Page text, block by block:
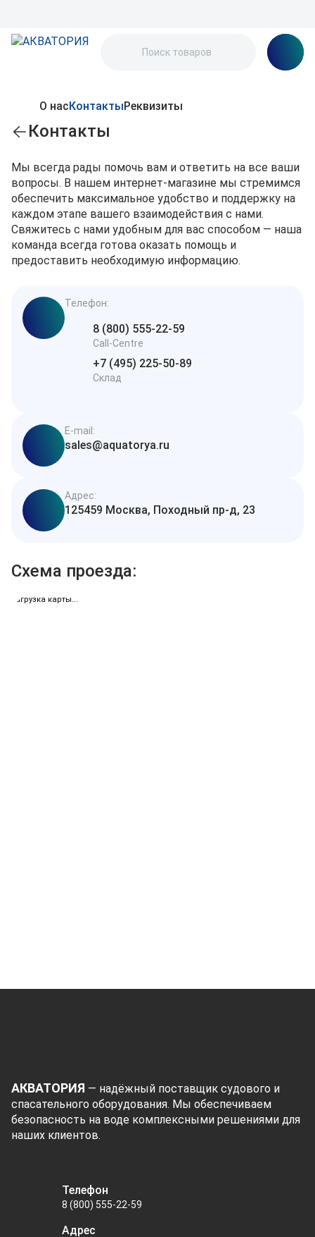
О насКонтактыРеквизиты
Контакты
Мы всегда рады помочь вам и ответить на все ваши
вопросы. В нашем интернет-магазине мы стремимся
обеспечить максимальное удобство и поддержку на
каждом этапе вашего взаимодействия с нами.
Свяжитесь с нами удобным для вас способом — наша
команда всегда готова оказать помощь и
предоставить необходимую информацию.
Телефон:
8 (800) 555-22-59
Call-Centre
+7 (495) 225-50-89
Склад
E-mail:
sales@aquatorya.ru
Адрес:
125459 Москва, Походный пр-д, 23
Схема проезда:
загрузка карты...
АКВАТОРИЯ — надёжный поставщик судового и
спасательного оборудования. Мы обеспечиваем
безопасность на воде комплексными решениями для
наших клиентов.
Телефон
8 (800) 555-22-59
Адрес